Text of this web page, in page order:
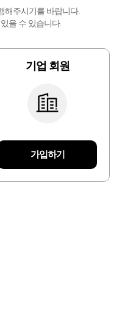
해주시기를 바랍니다.
을 수 있습니다.
기업 회원
가입하기